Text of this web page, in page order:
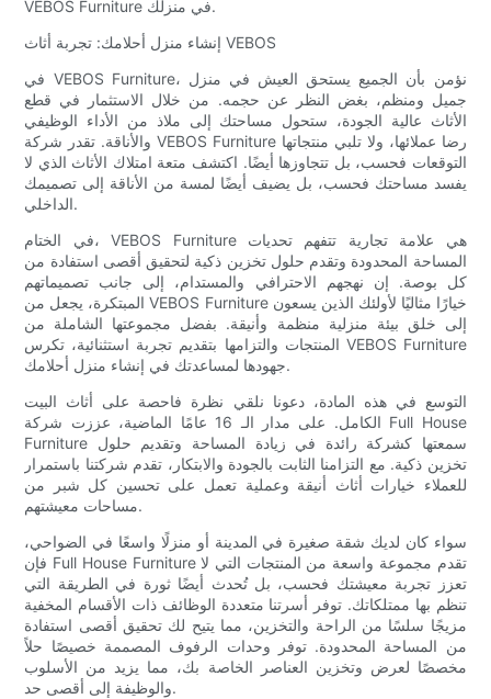
VEBOS Furniture في منزلك.
إنشاء منزل أحلامك: تجربة أثاث VEBOS
في VEBOS Furniture، نؤمن بأن الجميع يستحق العيش في منزل
جميل ومنظم، بغض النظر عن حجمه. من خلال الاستثمار في قطع
الأثاث عالية الجودة، ستحول مساحتك إلى ملاذ من الأداء الوظيفي
والأناقة. تقدر شركة VEBOS Furniture رضا عملائها، ولا تلبي منتجاتها
التوقعات فحسب، بل تتجاوزها أيضًا. اكتشف متعة امتلاك الأثاث الذي لا
يفسد مساحتك فحسب، بل يضيف أيضًا لمسة من الأناقة إلى تصميمك
الداخلي.
في الختام، VEBOS Furniture هي علامة تجارية تتفهم تحديات
المساحة المحدودة وتقدم حلول تخزين ذكية لتحقيق أقصى استفادة من
كل بوصة. إن نهجهم الاحترافي والمستدام، إلى جانب تصميماتهم
المبتكرة، يجعل من VEBOS Furniture خيارًا مثاليًا لأولئك الذين يسعون
إلى خلق بيئة منزلية منظمة وأنيقة. بفضل مجموعتها الشاملة من
المنتجات والتزامها بتقديم تجربة استثنائية، تكرس VEBOS Furniture
جهودها لمساعدتك في إنشاء منزل أحلامك.
التوسع في هذه المادة، دعونا نلقي نظرة فاحصة على أثاث البيت
الكامل. على مدار الـ 16 عامًا الماضية، عززت شركة Full House
Furniture سمعتها كشركة رائدة في زيادة المساحة وتقديم حلول
تخزين ذكية. مع التزامنا الثابت بالجودة والابتكار، تقدم شركتنا باستمرار
للعملاء خيارات أثاث أنيقة وعملية تعمل على تحسين كل شبر من
مساحات معيشتهم.
سواء كان لديك شقة صغيرة في المدينة أو منزلًا واسعًا في الضواحي،
فإن Full House Furniture تقدم مجموعة واسعة من المنتجات التي لا
تعزز تجربة معيشتك فحسب، بل تُحدث أيضًا ثورة في الطريقة التي
تنظم بها ممتلكاتك. توفر أسرتنا متعددة الوظائف ذات الأقسام المخفية
مزيجًا سلسًا من الراحة والتخزين، مما يتيح لك تحقيق أقصى استفادة
من المساحة المحدودة. توفر وحدات الرفوف المصممة خصيصًا حلاً
مخصصًا لعرض وتخزين العناصر الخاصة بك، مما يزيد من الأسلوب
والوظيفة إلى أقصى حد.